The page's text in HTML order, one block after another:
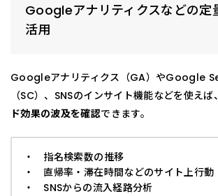
Googleアナリティクスなどの定
活用
Googleアナリティクス（GA）やGoogle
（SC）、SNSのインサイト機能などを使えば
ド効果の波及を確認できます。
・ 指名検索数の推移
・ 直帰率・滞在時間などのサイト上行動
・ SNSからの流入経路分析